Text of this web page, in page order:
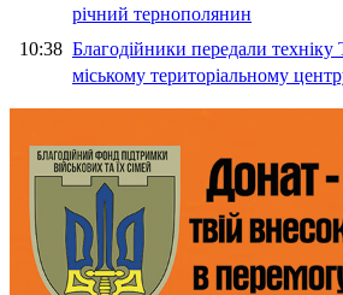
річний тернополянин
10:38 Благодійники передали техніку
міському територіальному